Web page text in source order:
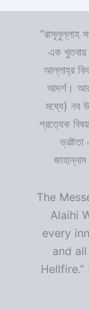
“রাসূলুল্লাহ
এক খুতবায়
আল্লাহ্‌র
আদর্শ। আর
মধ্যে) নব
প্রত্যেক
The
Alaihi
every
and
Hellfire.”